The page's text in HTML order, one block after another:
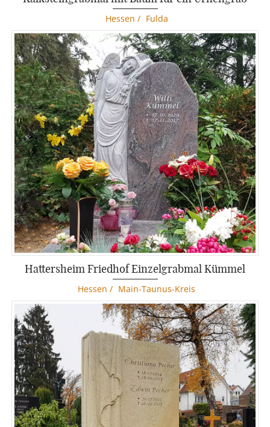
Komplettpreis mit Aufbau
3.950 €
Hessen / Fulda
Hattersheim Friedhof Einzelgrabmal Kümmel
Hessen / Main-Taunus-Kreis